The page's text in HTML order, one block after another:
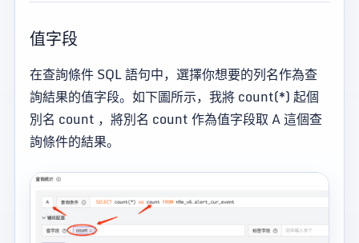
值字段
在查詢條件 SQL 語句中，選擇你想要的列名作為查
詢結果的值字段。如下圖所示，我將 count(*) 起個
別名 count ，將別名 count 作為值字段取 A 這個查
詢條件的結果。